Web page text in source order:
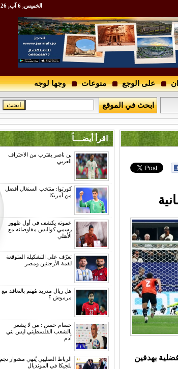
الخميس, 6 آب, 2026
على الوجع منوعات
وجها لوجه
ابحث في الموقع
أفضلية بهدفين
اقرأ أيضـــاً
بن ناصر يقترب من الاحتراف
العربي
كورتوا: منتخب السنغال أفضل
من أمريكا
عموته يكشف في أول ظهور
رسمي كواليس مفاوضاته مع
الأهلي
تعرّف على التشكيلة المتوقعة
لقمة الأرجنتين ومصر
هل ريال مدريد مُهتم بالتعاقد مع
مرموش ؟
حسام حسن : من لا يشعر
بالشعب الفلسطيني ليس بني
أدم
الرباط الصليبي يُنهي مشوار نجم
بلجيكا في المونديال